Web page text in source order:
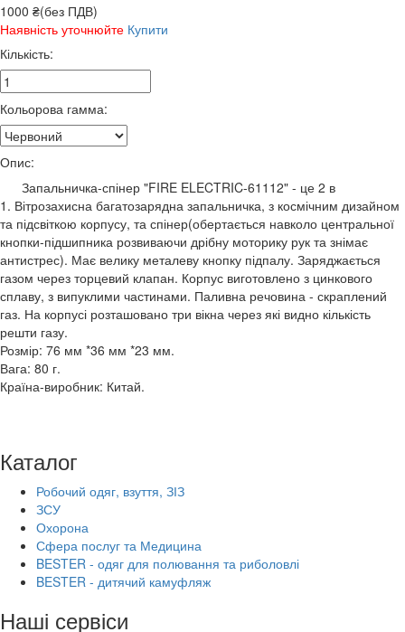
1000 ₴(без ПДВ)
Наявність уточнюйте Купити
Кількість:
Кольорова гамма:
Опис:
Запальничка-спінер "FIRE ELECTRIC-61112" - це 2 в
1. Вітрозахисна багатозарядна запальничка, з космічним дизайном
та підсвіткою корпусу, та спінер(обертається навколо центральної
кнопки-підшипника розвиваючи дрібну моторику рук та знімає
антистрес). Має велику металеву кнопку підпалу. Заряджається
газом через торцевий клапан. Корпус виготовлено з цинкового
сплаву, з випуклими частинами. Паливна речовина - скраплений
газ. На корпусі розташовано три вікна через які видно кількість
решти газу.
Розмір: 76 мм *36 мм *23 мм.
Вага: 80 г.
Країна-виробник: Китай.
Каталог
Робочий одяг, взуття, ЗІЗ
ЗСУ
Охорона
Сфера послуг та Медицина
BESTER - одяг для полювання та риболовлі
BESTER - дитячий камуфляж
Наші сервіси